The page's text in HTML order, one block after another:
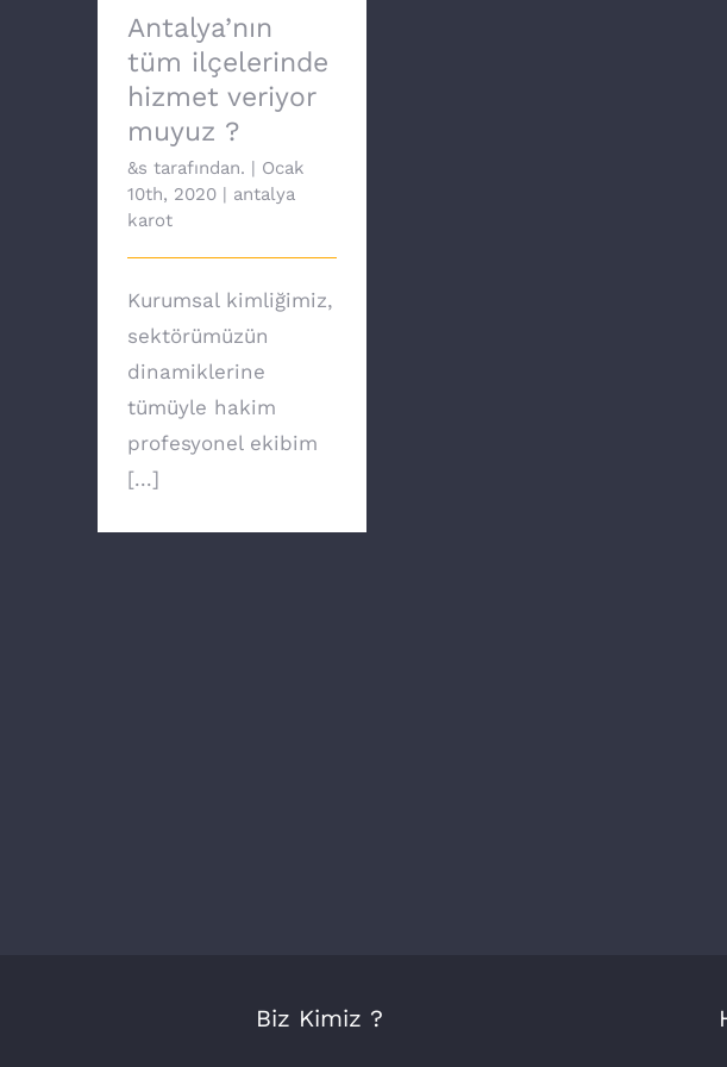
Antalya’nın
tüm ilçelerinde
hizmet veriyor
muyuz ?
&s tarafından. | Ocak
10th, 2020 | antalya
karot
Kurumsal kimliğimiz,
sektörümüzün
dinamiklerine
tümüyle hakim
profesyonel ekibim
[...]
Biz Kimiz ?